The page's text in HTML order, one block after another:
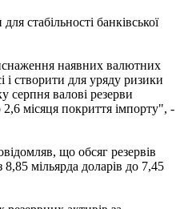
стабільності банківської
наявних валютних
і створити для уряду ризики
серпня валові резерви
місяця покриття імпорту", -
що обсяг резервів
8,85 мільярда доларів до 7,45